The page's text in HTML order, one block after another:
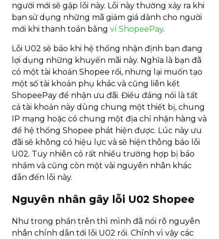
người mới sẽ gặp lỗi này. Lỗi này thường xảy ra khi
bạn sử dụng những mã giảm giá dành cho người
mới khi thanh toán bằng ví ShopeePay.
Lỗi U02 sẽ báo khi hệ thống nhận định bạn đang
lợi dụng những khuyến mãi này. Nghĩa là bạn đã
có một tài khoản Shopee rồi, nhưng lại muốn tạo
một số tài khoản phụ khác và cũng liên kết
ShopeePay để nhận ưu đãi. Điều đáng nói là tất
cả tài khoản này dùng chung một thiết bị, chung
IP mạng hoặc có chung một địa chỉ nhận hàng và
để hệ thống Shopee phát hiện được. Lúc này ưu
đãi sẽ không có hiệu lực và sẽ hiện thông báo lỗi
U02. Tuy nhiên có rất nhiều trường hợp bị báo
nhầm và cũng còn một vài nguyên nhân khác
dẫn đến lỗi này.
Nguyên nhân gây lỗi U02 Shopee
Như trong phần trên thì mình đã nói rõ nguyên
nhân chính dẫn tới lỗi U02 rồi. Chính vì vậy các